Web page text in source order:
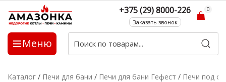
Меню
+375 (29) 8000-226
Заказать звонок
0
Каталог / Печи для бани / Печи для бани Гефест / Печи под